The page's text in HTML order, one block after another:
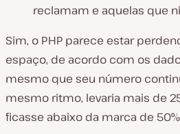
reclamam e aquelas que
Sim, o PHP parece estar
espaço, de acordo com os
mesmo que seu número
mesmo ritmo, levaria mais de
ficasse abaixo da marca de